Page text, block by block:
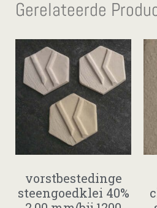
Gerelateerde
vorstbestedinge
steengoedklei 40%